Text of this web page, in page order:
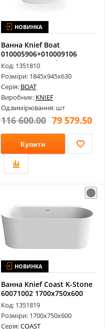
НОВИНКА
Ванна Knief Boat
010005906+010009106
1845х945х630 Gl...
Код: 1351810
Розміри: 1845х945х630
Серія: BOAT
Виробник: KNIEF
Од.вимірювання: шт
116 600.00 79 579.50
Купити
НОВИНКА
Ванна Knief Coast K-Stone
60071002 1700х750х600
Matt...
Код: 1351819
Розміри: 1700х750х600
Серія:COAST